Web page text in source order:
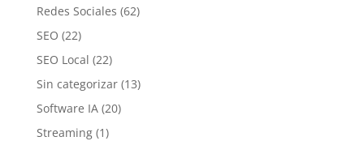
Redes Sociales (62)
SEO (22)
SEO Local (22)
Sin categorizar(13)
Software IA(20)
Streaming(1)